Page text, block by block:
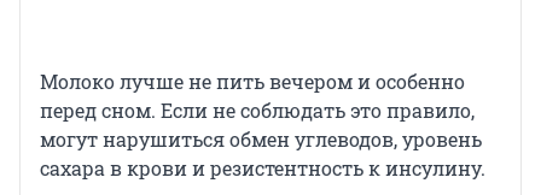
Молоко лучше не пить вечером и особенно
перед сном. Если не соблюдать это правило,
могут нарушиться обмен углеводов, уровень
сахара в крови и резистентность к инсулину.